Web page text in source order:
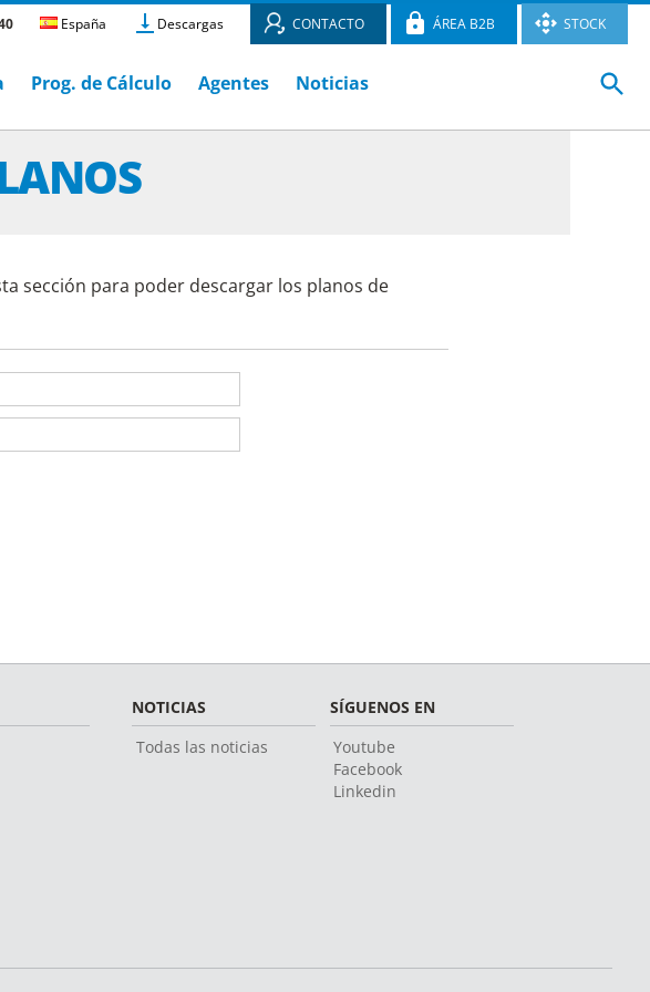
España Descargas CONTACTO ÁREA B2B STOCK
Prog. de Cálculo Agentes Noticias
sección para poder descargar los planos de
NOTICIAS
Todas las noticias
SÍGUENOS EN
Youtube
Facebook
Linkedin